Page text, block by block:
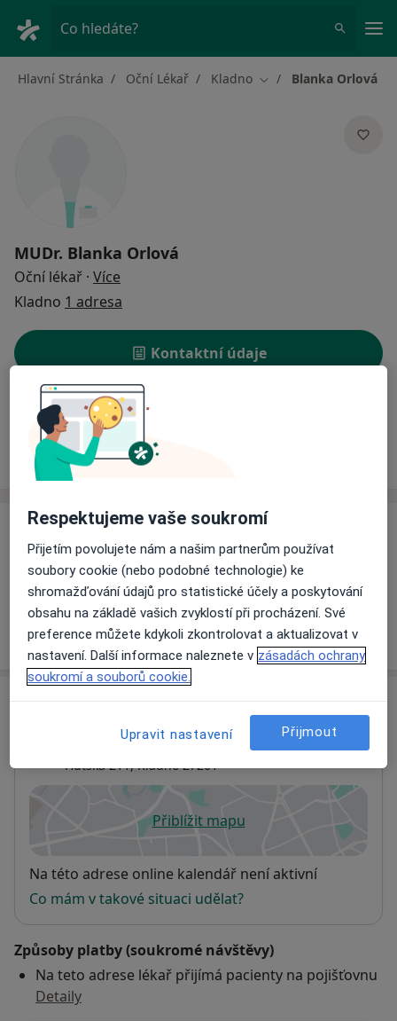
Co hledáte?
Hlavní Stránka Oční Lékař Kladno Změna města
Blanka Orlová
MUDr. Blanka Orlová
Oční lékař · Více
Kladno 1 adresa
Kontaktní údaje
Rezervovat termín
Ceník Adresy
Ceník
Informace o službách a cenách nejsou k dispozici
Tento specialista ještě nepřidával žádné informace o
svých službách.
P-P Klinika Kladno, spol. s r.o.
Huťská 211, Kladno27201
Přiblížit mapuse otevře v nové záložce
Dostupnost
Na této adrese online kalendář není aktivní
Co mám v takové situaci udělat?
Způsoby platby (soukromé návštěvy)
Na teto adrese lékař přijímá pacienty na pojišťovnu
Detaily
Respektujeme vaše soukromí
Přijetím povolujete nám a našim partnerům používat
soubory cookie (nebo podobné technologie) ke
shromažďování údajů pro statistické účely a poskytování
obsahu na základě vašich zvyklostí při procházení. Své
preference můžete kdykoli zkontrolovat a aktualizovat v
nastavení. Další informace naleznete v zásadách ochrany
soukromí a souborů cookie.
Upravit nastavení Přijmout